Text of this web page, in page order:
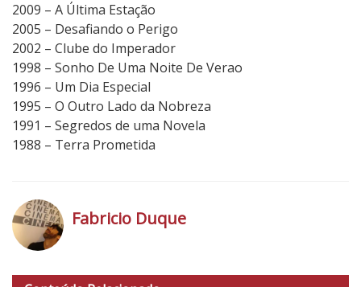
2009 – A Última Estação
2005 – Desafiando o Perigo
2002 – Clube do Imperador
1998 – Sonho De Uma Noite De Verao
1996 – Um Dia Especial
1995 – O Outro Lado da Nobreza
1991 – Segredos de uma Novela
1988 – Terra Prometida
t
Fabricio Duque